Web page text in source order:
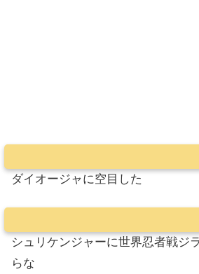
ダイオージャに空目した
シュリケンジャーに世界忍者戦ジ
らな